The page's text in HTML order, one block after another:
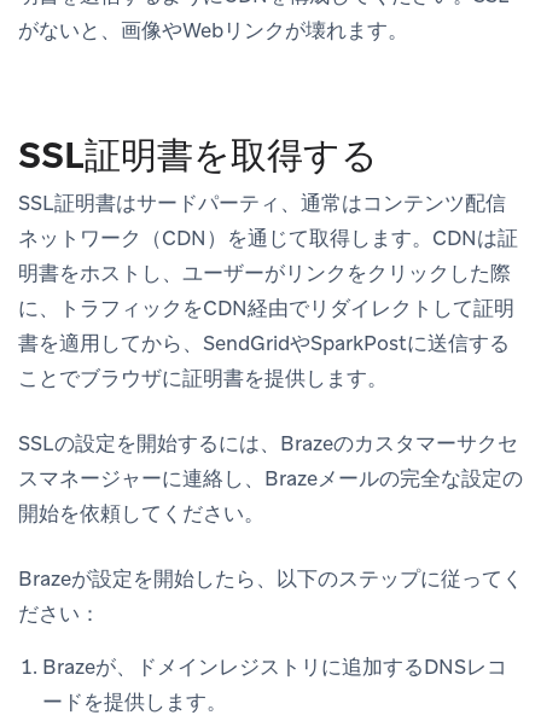
がないと、画像やWebリンクが壊れます。
SSL証明書を取得する
SSL証明書はサードパーティ、通常はコンテンツ配信
ネットワーク（CDN）を通じて取得します。CDNは証
明書をホストし、ユーザーがリンクをクリックした際
に、トラフィックをCDN経由でリダイレクトして証明
書を適用してから、SendGridやSparkPostに送信する
ことでブラウザに証明書を提供します。
SSLの設定を開始するには、Brazeのカスタマーサクセ
スマネージャーに連絡し、Brazeメールの完全な設定の
開始を依頼してください。
Brazeが設定を開始したら、以下のステップに従ってく
ださい：
Brazeが、ドメインレジストリに追加するDNSレコ
ードを提供します。